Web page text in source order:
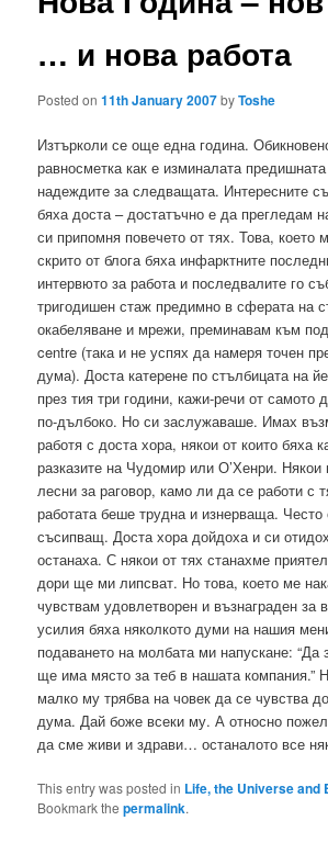
… и нова работа
Posted on11th January 2007byToshe
Изтърколи се още една година.
равносметка как е изминалата
надеждите за следващата. Интересните
бяха доста – достатъчно е да прегледам
си припомня повечето от тях. Това, което
скрито от блога бяха инфарктните
интервюто за работа и последвалите го
тригодишен стаж предимно в сферата на
окабеляване и мрежи, преминавам към
centre (така и не успях да намеря точен
дума). Доста катерене по стълбицата на
през тия три години, кажи-речи от самото
по-дълбоко. Но си заслужаваше. Имах
работя с доста хора, някои от които бяха
разказите на Чудомир или О’Хенри. Някои
лесни за раговор, камо ли да се работи с
работата беше трудна и изнерваща.
съсипващ. Доста хора дойдоха и си
останаха. С някои от тях станахме
дори ще ми липсват. Но това, което ме
чувствам удовлетворен и възнаграден за
усилия бяха няколкото думи на нашия
подаването на молбата ми напускане: “Да
ще има място за теб в нашата компания.”
малко му трябва на човек да се чувства
дума. Дай боже всеки му. А относно
да сме живи и здрави… останалото все
This entry was posted in Life, the Universe and
Bookmark thepermalink.